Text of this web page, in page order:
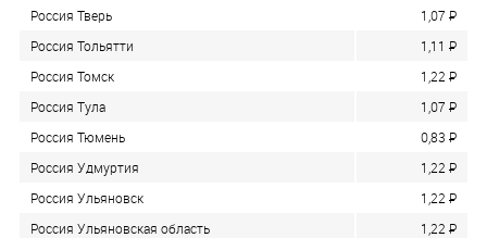
Россия Тверь
1,07 P
Россия Тольятти
1,11 P
Россия Томск
1,22 P
Россия Тула
1,07 P
Россия Тюмень
0,83 P
Россия Удмуртия
1,22 P
Россия Ульяновск
1,22 P
Россия Ульяновская область
1,22 P